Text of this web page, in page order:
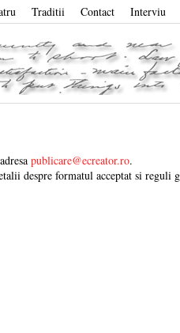
Traditii Contact Interviu
publicare@ecreator.ro.
despre formatul acceptat si reguli